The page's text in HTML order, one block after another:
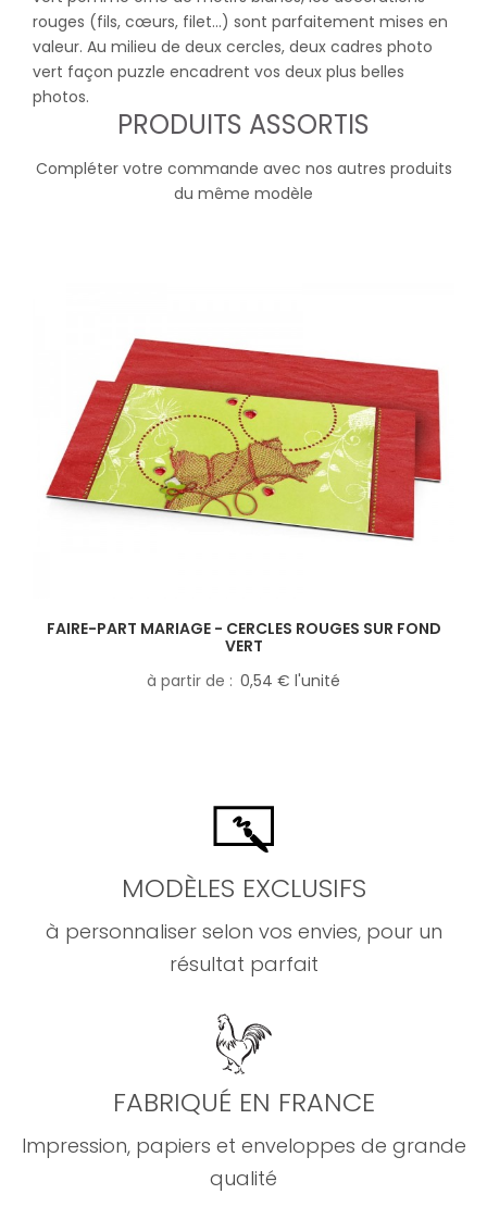
rouges (fils, cœurs, filet...) sont parfaitement mises en
valeur. Au milieu de deux cercles, deux cadres photo
vert façon puzzle encadrent vos deux plus belles
photos.
PRODUITS ASSORTIS
Compléter votre commande avec nos autres produits
du même modèle
FAIRE-PART MARIAGE - CERCLES ROUGES SUR FOND
VERT
à partir de
0,54 € l'unité
MODÈLES EXCLUSIFS
à personnaliser selon vos envies, pour un
résultat parfait
FABRIQUÉ EN FRANCE
Impression, papiers et enveloppes de grande
qualité